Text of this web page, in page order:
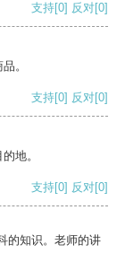
支持[0] 反对[0]
。
支持[0] 反对[0]
地。
支持[0] 反对[0]
的知识。老师的讲